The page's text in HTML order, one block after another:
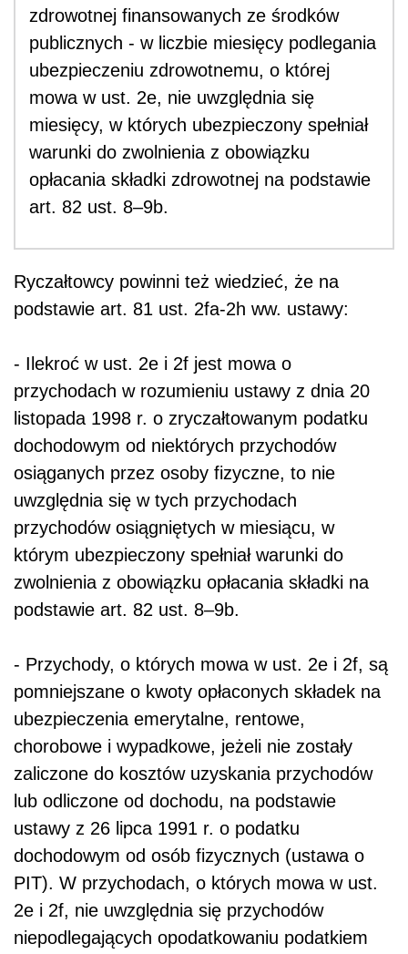
zdrowotnej finansowanych ze środków
publicznych - w liczbie miesięcy podlegania
ubezpieczeniu zdrowotnemu, o której
mowa w ust. 2e, nie uwzględnia się
miesięcy, w których ubezpieczony spełniał
warunki do zwolnienia z obowiązku
opłacania składki zdrowotnej na podstawie
art. 82 ust. 8–9b.
Ryczałtowcy powinni też wiedzieć, że na
podstawie art. 81 ust. 2fa-2h ww. ustawy:
- Ilekroć w ust. 2e i 2f jest mowa o
przychodach w rozumieniu ustawy z dnia 20
listopada 1998 r. o zryczałtowanym podatku
dochodowym od niektórych przychodów
osiąganych przez osoby fizyczne, to nie
uwzględnia się w tych przychodach
przychodów osiągniętych w miesiącu, w
którym ubezpieczony spełniał warunki do
zwolnienia z obowiązku opłacania składki na
podstawie art. 82 ust. 8–9b.
- Przychody, o których mowa w ust. 2e i 2f, są
pomniejszane o kwoty opłaconych składek na
ubezpieczenia emerytalne, rentowe,
chorobowe i wypadkowe, jeżeli nie zostały
zaliczone do kosztów uzyskania przychodów
lub odliczone od dochodu, na podstawie
ustawy z 26 lipca 1991 r. o podatku
dochodowym od osób fizycznych (ustawa o
PIT). W przychodach, o których mowa w ust.
2e i 2f, nie uwzględnia się przychodów
niepodlegających opodatkowaniu podatkiem